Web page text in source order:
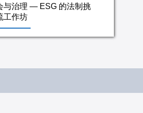
与治理 — ESG 的法制挑
工作坊